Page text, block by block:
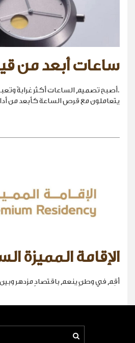
ساعات أبعد من
.أصبح تصميم الساعات أكثر غرابةً
يتعاملون مع قرص الساعة كأبعد من
الإقامة المميزة
أقِم في وطنٍ ينعم باقتصادٍ مزدهر